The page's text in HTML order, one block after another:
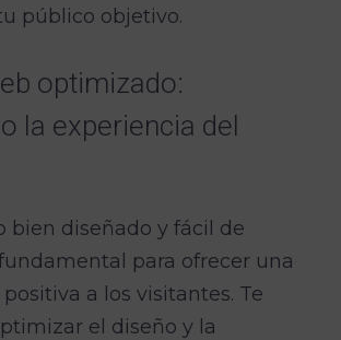
público objetivo.
optimizado:
la experiencia del
bien diseñado y fácil de
para ofrecer una
a los visitantes. Te
el diseño y la